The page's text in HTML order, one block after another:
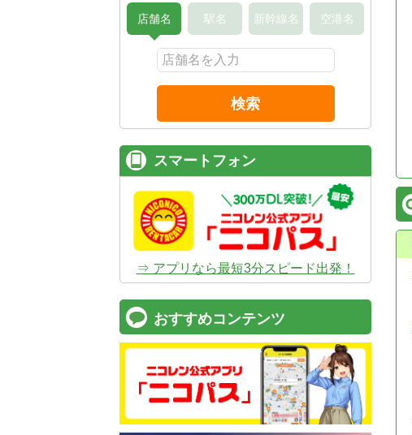
店舗名 駅名 新幹線名 空港名
検索
スマートフォン
⇒ アプリなら最短3分スピード出発！
おすすめコンテンツ